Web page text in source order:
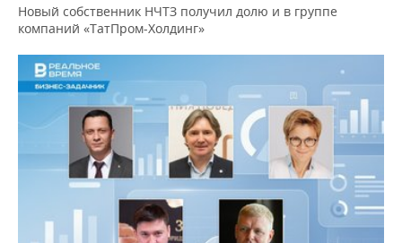
Новый собственник НЧТЗ получил долю и в группе
компаний «ТатПром-Холдинг»